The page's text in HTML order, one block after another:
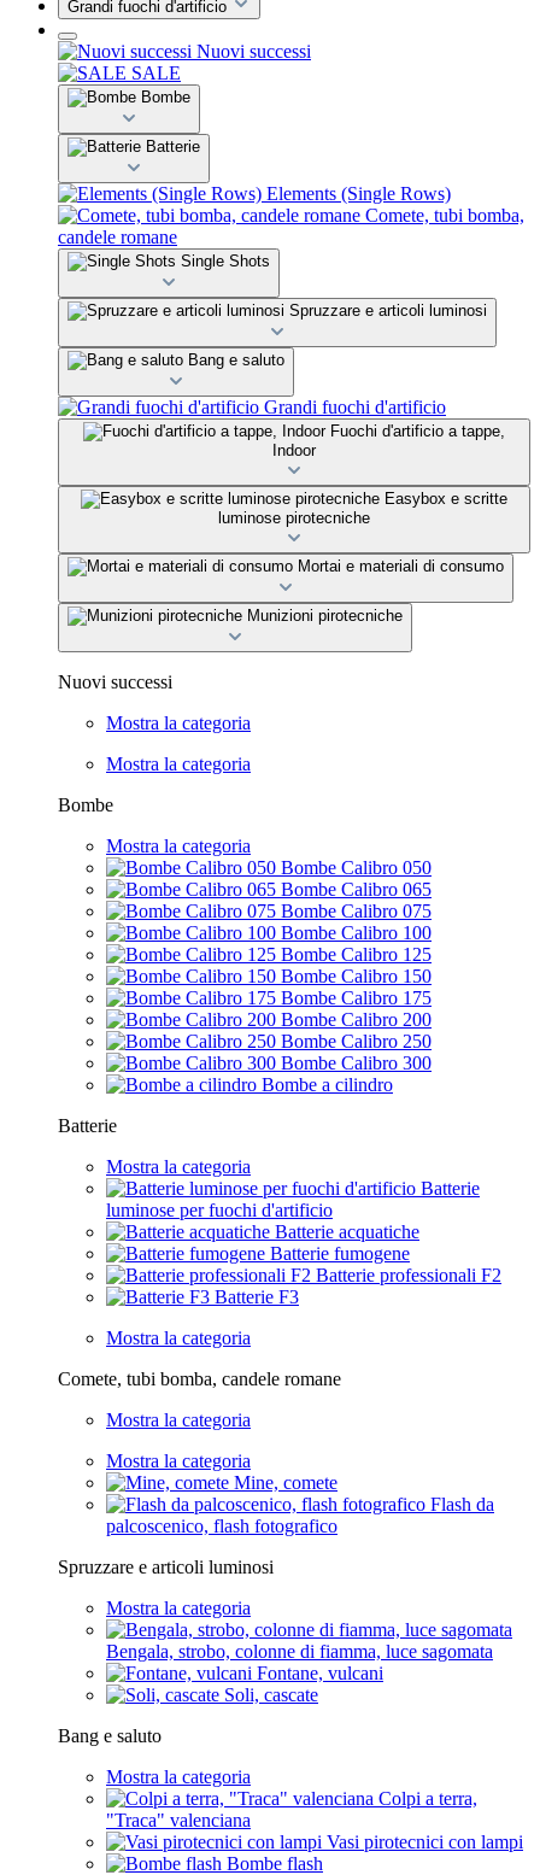
Grandi fuochi d'artificio
Nuovi successi
SALE
Bombe
Batterie
Elements (Single Rows)
Comete, tubi bomba,
candele romane
Single Shots
Spruzzare e articoli luminosi
Bang e saluto
Grandi fuochi d'artificio
Fuochi d'artificio a tappe,
Indoor
Easybox e scritte
luminose pirotecniche
Mortai e materiali di consumo
Munizioni pirotecniche
Nuovi successi
Mostra la categoria
Mostra la categoria
Bombe
Mostra la categoria
Bombe Calibro 050
Bombe Calibro 065
Bombe Calibro 075
Bombe Calibro 100
Bombe Calibro 125
Bombe Calibro 150
Bombe Calibro 175
Bombe Calibro 200
Bombe Calibro 250
Bombe Calibro 300
Bombe a cilindro
Batterie
Mostra la categoria
Batterie
luminose per fuochi d'artificio
Batterie acquatiche
Batterie fumogene
Batterie professionali F2
Batterie F3
Mostra la categoria
Comete, tubi bomba, candele romane
Mostra la categoria
Mostra la categoria
Mine, comete
Flash da
palcoscenico, flash fotografico
Spruzzare e articoli luminosi
Mostra la categoria
Bengala, strobo, colonne di fiamma, luce sagomata
Fontane, vulcani
Soli, cascate
Bang e saluto
Mostra la categoria
Colpi a terra,
"Traca" valenciana
Vasi pirotecnici con lampi
Bombe flash